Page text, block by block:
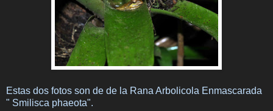
Estas dos fotos son de de la Rana Arbolicola Enmascarada
" Smilisca phaeota".